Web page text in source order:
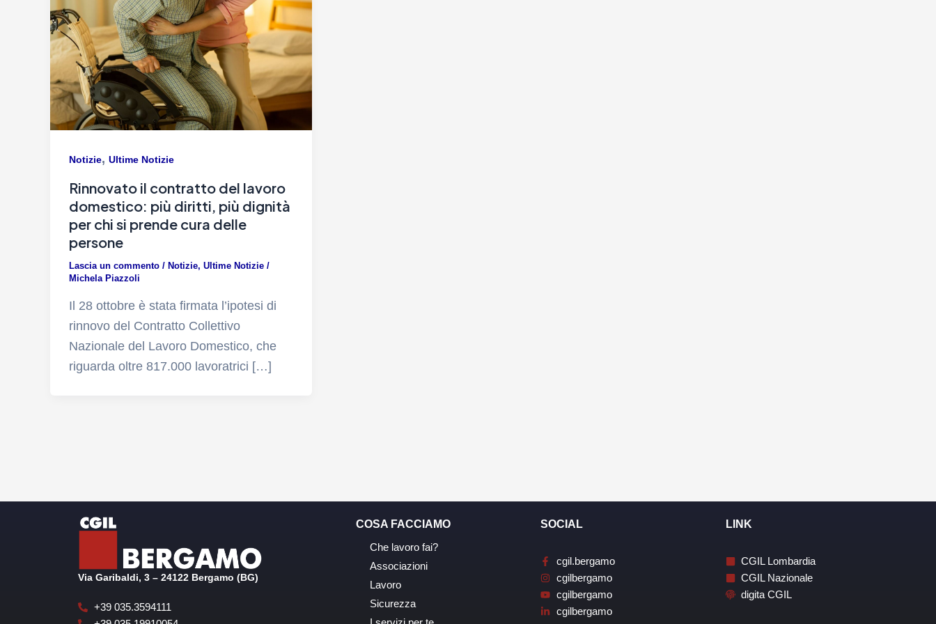
Notizie, Ultime Notizie
Rinnovato il contratto del lavoro
domestico: più diritti, più dignità
per chi si prende cura delle
persone
Lascia un commento / Notizie, Ultime Notizie /
Michela Piazzoli
Il 28 ottobre è stata firmata l’ipotesi di
rinnovo del Contratto Collettivo
Nazionale del Lavoro Domestico, che
riguarda oltre 817.000 lavoratrici […]
Via Garibaldi, 3 – 24122 Bergamo (BG)
+39 035.3594111
COSA FACCIAMO
Che lavoro fai?
Associazioni
Lavoro
Sicurezza
SOCIAL
cgil.bergamo
cgilbergamo
cgilbergamo
cgilbergamo
LINK
CGIL Lombardia
CGIL Nazionale
digita CGIL